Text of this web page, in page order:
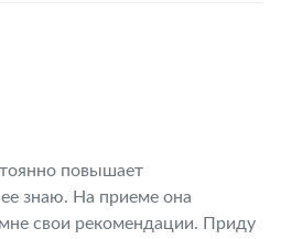
повышает
знаю. На приеме она
свои рекомендации. Приду